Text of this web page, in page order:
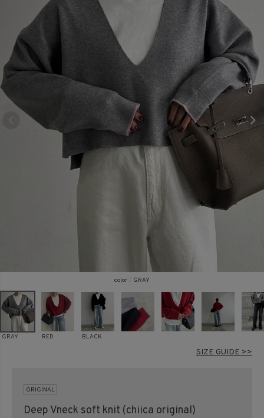
SALE
商品タイプ
ORIGINAL HIT ITEM
在庫なし商品
表示する
GRAY
GRAY RED BLACK
SIZE GUIDE >>
ORIGINAL
Deep Vneck soft knit (chiica original)